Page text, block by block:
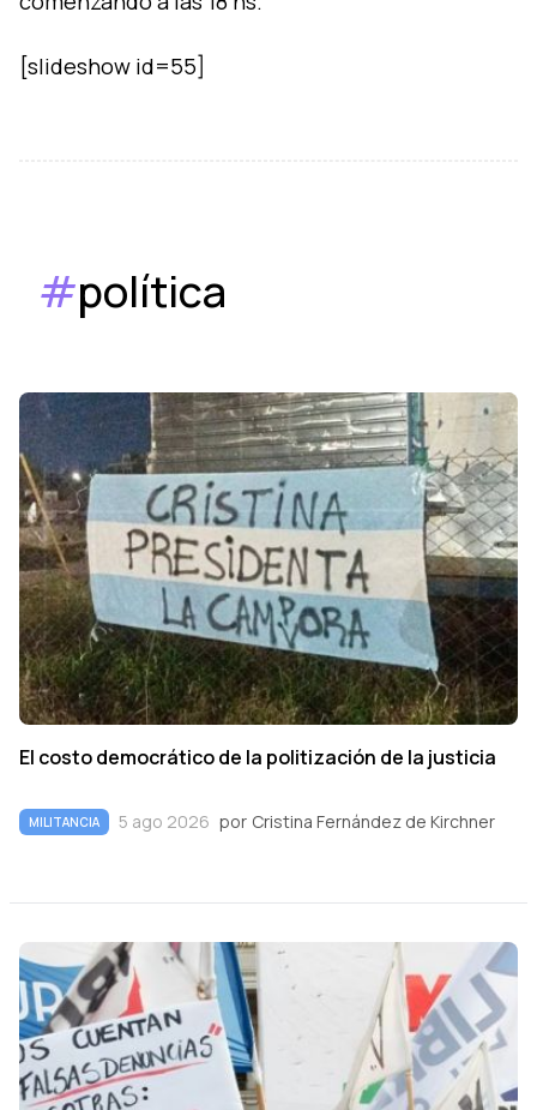
#política
El costo democrático de la politización de la justicia
MILITANCIA 5 ago 2026 por Cristina Fernández de Kirchner